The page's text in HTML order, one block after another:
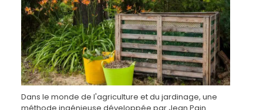
Dans le monde de l'agriculture et du jardinage, une